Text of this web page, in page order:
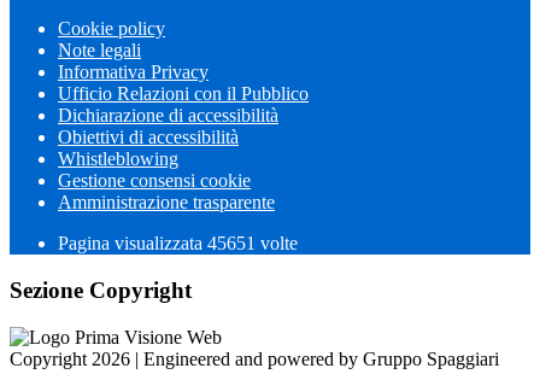
Cookie policy
Note legali
Informativa Privacy
Ufficio Relazioni con il Pubblico
Dichiarazione di accessibilità
Obiettivi di accessibilità
Whistleblowing
Gestione consensi cookie
Amministrazione trasparente
Pagina visualizzata 45651 volte
Sezione Copyright
Copyright 2026 | Engineered and powered by Gruppo Spaggiari